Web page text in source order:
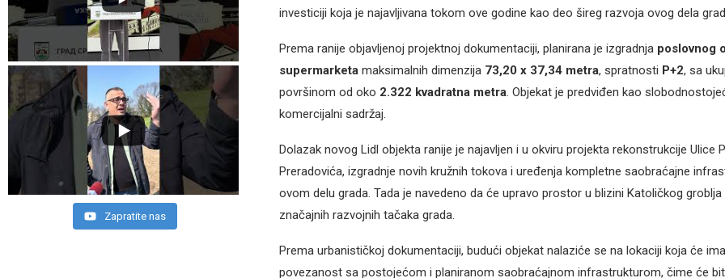
investiciji koja je najavljivana tokom ove godine kao deo šireg razvoja ovog dela
Prema ranije objavljenoj projektnoj dokumentaciji, planirana je izgradnja poslovnog
supermarketamaksimalnih dimenzija 73,20 x 37,34 metra, spratnosti P+2, sa
površinom od oko 2.322 kvadratna metra. Objekat je predviđen kao
komercijalni sadržaj.
Dolazak novog Lidl objekta ranije je najavljen i u okviru projekta rekonstrukcije Ulice
Preradovića, izgradnje novih kružnih tokova i uređenja kompletne saobraćajne
ovom delu grada. Tada je navedeno da će upravo prostor u blizini Katoličkog groblja
značajnih razvojnih tačaka grada.
Prema urbanističkoj dokumentaciji, budući objekat nalaziće se na lokaciji koja će
povezanost sa postojećom i planiranom saobraćajnom infrastrukturom, čime će
Zapratite nas